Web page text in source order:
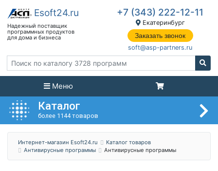
+7 (343) 222-12-11
Екатеринбург
Заказать звонок
soft@asp-partners.ru
Меню
Каталог
более 1144 товаров
Интернет-магазин Esoft24.ru
Каталог товаров
Антивирусные программы
Антивирусные программы